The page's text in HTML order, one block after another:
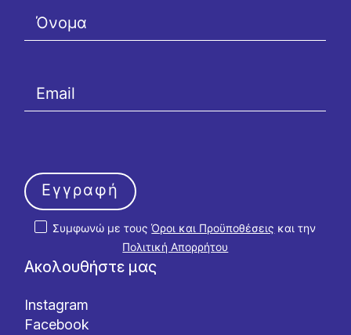
Ακολουθήστε μας
Instagram
Facebook
Συμφωνώ με τουςΌροι και Προϋποθέσεις και την
Πολιτική Απορρήτου
Εγγραφή